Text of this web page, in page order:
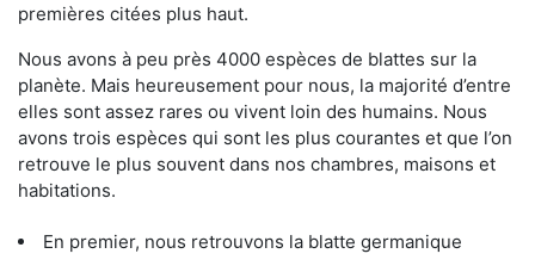
premières citées plus haut.
Nous avons à peu près 4000 espèces de blattes sur la
planète. Mais heureusement pour nous, la majorité d’entre
elles sont assez rares ou vivent loin des humains. Nous
avons trois espèces qui sont les plus courantes et que l’on
retrouve le plus souvent dans nos chambres, maisons et
habitations.
En premier, nous retrouvons la blatte germanique